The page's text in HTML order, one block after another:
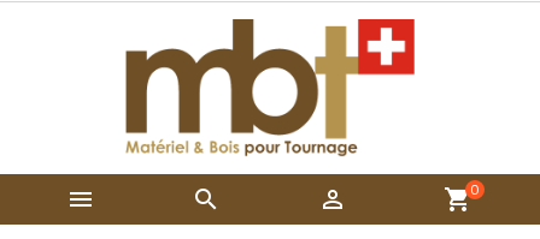
   0
My wishlists
Wunschliste erstellen
Anmelden
Sie müssen angemeldet sein, um Artikel Ihrer
Wunschliste hinzufügen zu können.
Abbrechen Anmelden